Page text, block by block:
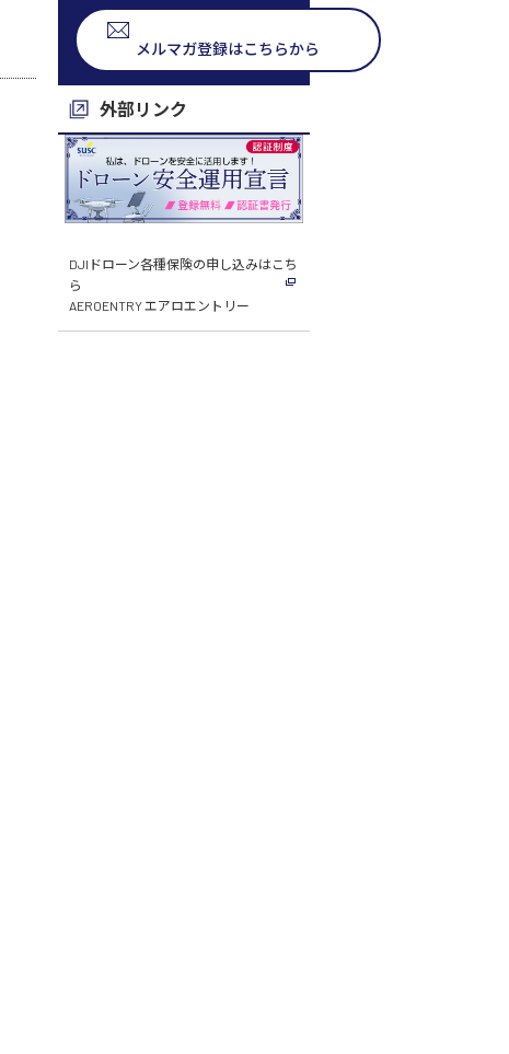
メルマガ登録はこちらから
外部リンク
DJIドローン各種保険の申し込みはこち
ら
AEROENTRY エアロエントリー